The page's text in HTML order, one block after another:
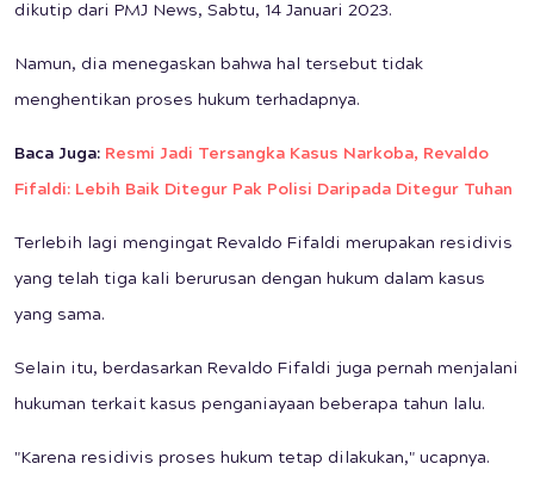
dikutip dari PMJ News, Sabtu, 14 Januari 2023.
Namun, dia menegaskan bahwa hal tersebut tidak
menghentikan proses hukum terhadapnya.
Baca Juga: Resmi Jadi Tersangka Kasus Narkoba, Revaldo
Fifaldi: Lebih Baik Ditegur Pak Polisi Daripada Ditegur Tuhan
Terlebih lagi mengingat Revaldo Fifaldi merupakan residivis
yang telah tiga kali berurusan dengan hukum dalam kasus
yang sama.
Selain itu, berdasarkan Revaldo Fifaldi juga pernah menjalani
hukuman terkait kasus penganiayaan beberapa tahun lalu.
"Karena residivis proses hukum tetap dilakukan," ucapnya.